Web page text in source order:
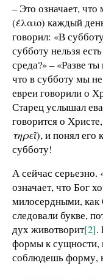
– Это означает,
(έλαιο) каждый
говорил: «В
субботу нельзя
среда?» – «Разве
что в субботу мы
евреи говорили о
Старец услышал
говорится о
τηρεῖ), и понял его
субботу!
А сейчас
означает, что Бог
милосердными, как
следовали букве,
дух животворит[2].
формы к сущности,
соблюдешь форму,